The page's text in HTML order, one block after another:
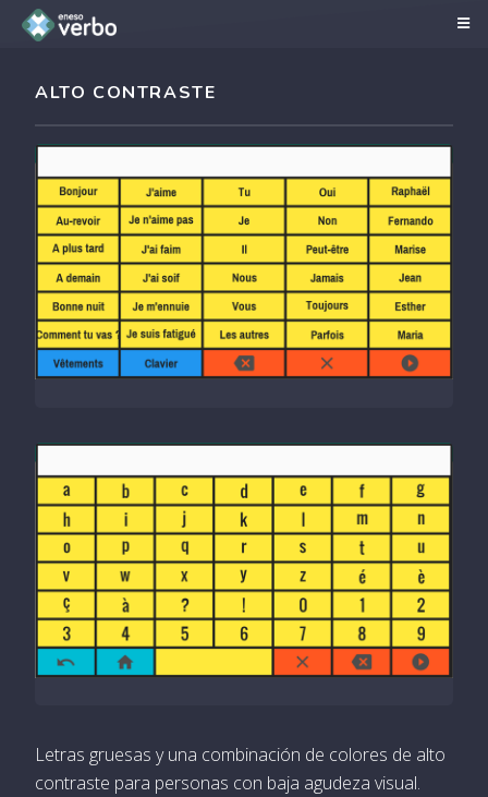
ALTO CONTRASTE
Letras gruesas y una combinación de colores de alto
contraste para personas con baja agudeza visual.